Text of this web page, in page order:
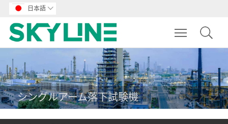
日本語 
Toggle
シングルアーム落下試験機